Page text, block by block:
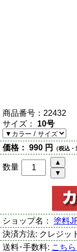
商品番号： 22432
サイズ： 10号
価格： 990 円 （税込・
数量
ショップ名： 塗料
決済方法: クレジッ
送料･手数料: こち